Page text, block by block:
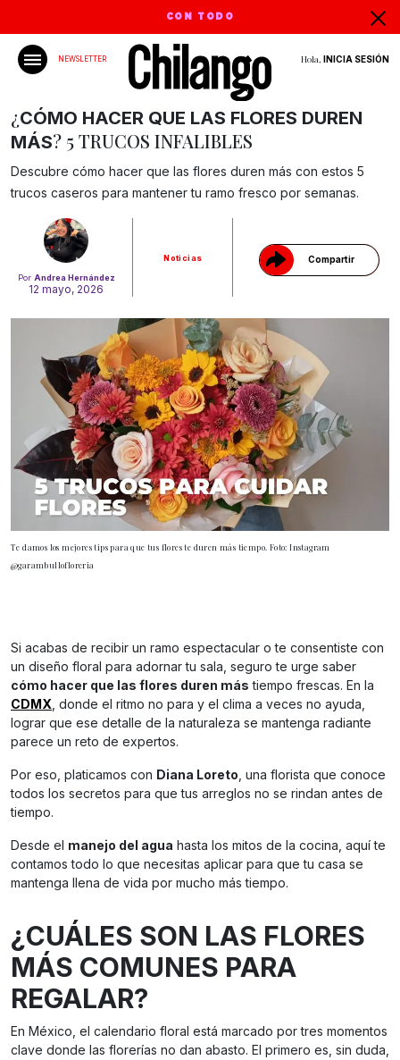
CON TODO
NEWSLETTER Hola, INICIA SESIÓN
Por Andrea Hernández
12 mayo, 2026
Noticias Compartir
Gracias!
¿CÓMO HACER QUE LAS FLORES DUREN
MÁS? 5 TRUCOS INFALIBLES
Descubre cómo hacer que las flores duren más con estos 5
trucos caseros para mantener tu ramo fresco por semanas.
Te damos los mejores tips para que tus flores te duren más tiempo. Foto: Instagram
@garambullofloreria
Si acabas de recibir un ramo espectacular o te consentiste con
un diseño floral para adornar tu sala, seguro te urge saber
cómo hacer que las flores duren más tiempo frescas. En la
CDMX, donde el ritmo no para y el clima a veces no ayuda,
lograr que ese detalle de la naturaleza se mantenga radiante
parece un reto de expertos.
Por eso, platicamos con Diana Loreto, una florista que conoce
todos los secretos para que tus arreglos no se rindan antes de
tiempo.
Desde el manejo del agua hasta los mitos de la cocina, aquí te
contamos todo lo que necesitas aplicar para que tu casa se
mantenga llena de vida por mucho más tiempo.
¿CUÁLES SON LAS FLORES
MÁS COMUNES PARA
REGALAR?
En México, el calendario floral está marcado por tres momentos
clave donde las florerías no dan abasto. El primero es, sin duda,